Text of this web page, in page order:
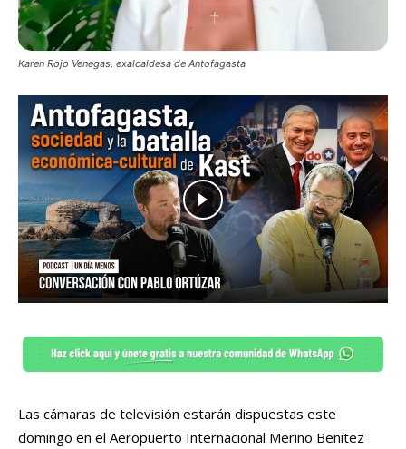
Karen Rojo Venegas, exalcaldesa de Antofagasta
Las cámaras de televisión estarán dispuestas este
domingo en el Aeropuerto Internacional Merino Benítez